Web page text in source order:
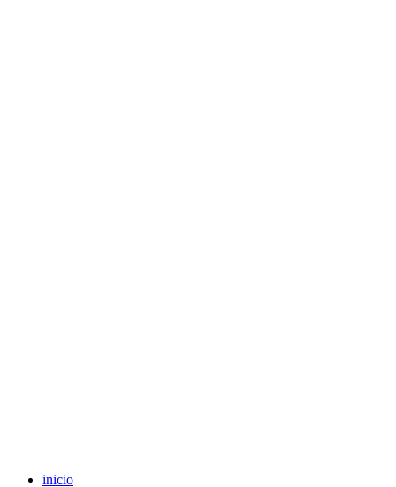
inicio